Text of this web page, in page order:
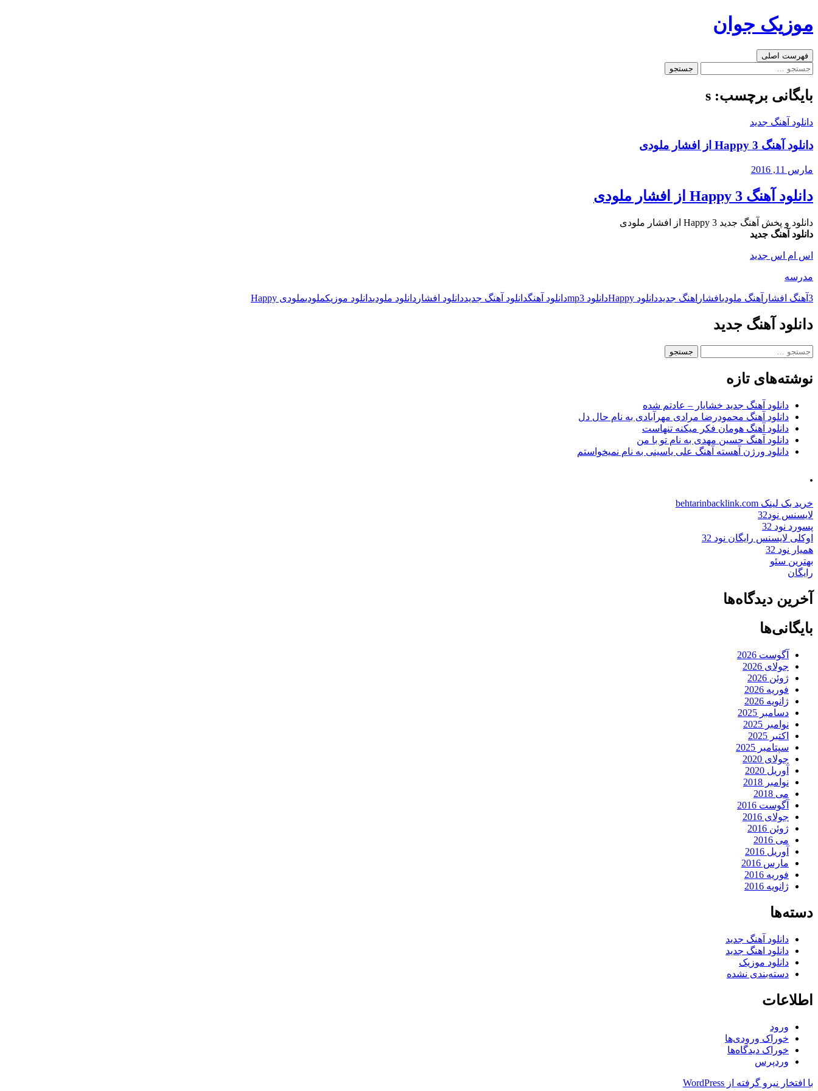
به
موزیک جوان
جست‌وجو
فهرست اصلی
جستجو
بایگانی برچسب: s
دانلود آهنگ جدید
دانلود آهنگ Happy 3 از افشار ملودی
مارس 11, 2016
دانلود آهنگ Happy 3 از افشار ملودی
دانلود و پخش آهنگ جدید Happy 3 از افشار ملودی
دانلود آهنگ جدید
اس ام اس جدید
مدرسه
3 آهنگ افشار آهنگ ملودیافشار اهنگ جدیددانلود Happy دانلود mp3 دانلود آهنگدانلود آهنگ جدیددانلود افشار دانلود ملودیدانلود موزیکملودیملودی Happy
دانلود آهنگ جدید
جستجو
نوشته‌های تازه
دانلود آهنگ جدید خشایار – عادتم شده
دانلود آهنگ محمودرضا مرادی مهرآبادی به نام حال دل
دانلود آهنگ هومان فکر میکنه تنهاست
دانلود آهنگ حسین مهدی به نام تو با من
دانلود ورژن آهسته آهنگ علی یاسینی به نام نمیخواستم
.
خرید بک لینک behtarinbacklink.com
لایسنس نود32
پسورد نود 32
اوکلی لایسنس رایگان نود 32
همیار نود 32
بهترین سئو
رایگان
آخرین دیدگاه‌ها
بایگانی‌ها
آگوست 2026
جولای 2026
ژوئن 2026
فوریه 2026
ژانویه 2026
دسامبر 2025
نوامبر 2025
اکتبر 2025
سپتامبر 2025
جولای 2020
آوریل 2020
نوامبر 2018
می 2018
آگوست 2016
جولای 2016
ژوئن 2016
می 2016
آوریل 2016
مارس 2016
فوریه 2016
ژانویه 2016
دسته‌ها
دانلود آهنگ جدید
دانلود اهنگ جدید
دانلود موزیک
دسته‌بندی نشده
اطلاعات
ورود
خوراک ورودی‌ها
خوراک دیدگاه‌ها
وردپرس
با افتخار نیرو گرفته از WordPress